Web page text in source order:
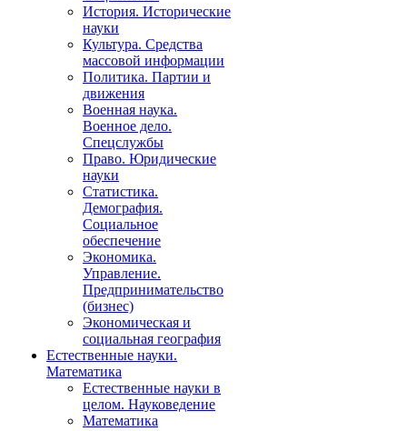
История. Исторические
науки
Культура. Средства
массовой информации
Политика. Партии и
движения
Военная наука.
Военное дело.
Спецслужбы
Право. Юридические
науки
Статистика.
Демография.
Социальное
обеспечение
Экономика.
Управление.
Предпринимательство
(бизнес)
Экономическая и
социальная география
Естественные науки.
Математика
Естественные науки в
целом. Науковедение
Математика